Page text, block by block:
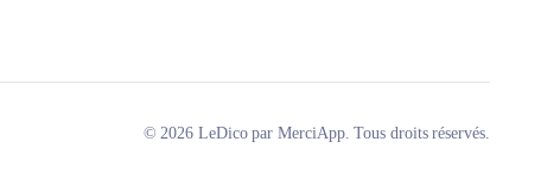
© 2026 LeDico par MerciApp. Tous droits réservés.